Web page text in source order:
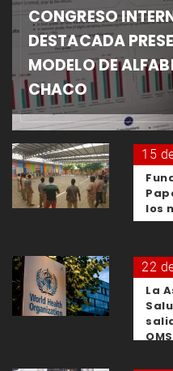
CONGRESO
DESTACADA
MODELO DE
CHACO
15
los
22
La
OMS